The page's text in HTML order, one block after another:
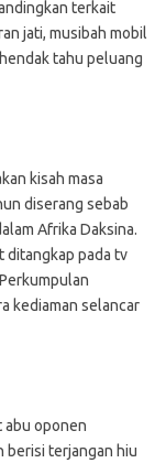
terkait
jati, musibah mobil
tahu peluang
kisah masa
diserang sebab
Afrika Daksina.
ditangkap pada tv
kediaman selancar
abu oponen
berisi terjangan hiu